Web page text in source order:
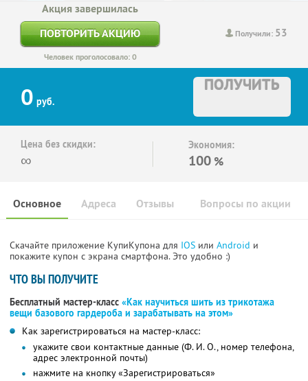
Получили: 53
Акция завершилась
ПОВТОРИТЬ АКЦИЮ
Человек проголосовало: 0
0 руб.
ПОЛУЧИТЬ
Цена без скидки:
∞
Экономия:
100 %
Основное Отзывы Вопросы по акции
Адреса
Скачайте приложение КупиКупона для IOS или Android и
покажите купон с экрана смартфона. Это удобно :)
ЧТО ВЫ ПОЛУЧИТЕ
Бесплатный мастер-класс «Как научиться шить из трикотажа
вещи базового гардероба и зарабатывать на этом»
Как зарегистрироваться на мастер-класс:
укажите свои контактные данные (Ф. И. О., номер телефона,
адрес электронной почты)
нажмите на кнопку «Зарегистрироваться»